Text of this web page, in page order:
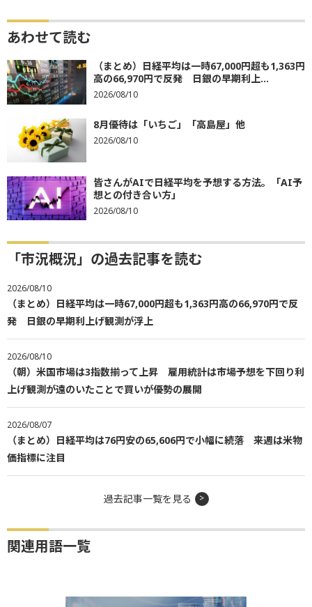
あわせて読む
（まとめ）日経平均は一時67,000円超も1,363円
高の66,970円で反発 日銀の早期利上...
2026/08/10
8月優待は「いちご」「高島屋」他
2026/08/10
皆さんがAIで日経平均を予想する方法。「AI予
想との付き合い方」
2026/08/10
「市況概況」の過去記事を読む
2026/08/10
（まとめ）日経平均は一時67,000円超も1,363円高の66,970円で反
発 日銀の早期利上げ観測が浮上
2026/08/10
（朝）米国市場は3指数揃って上昇 雇用統計は市場予想を下回り利
上げ観測が遠のいたことで買いが優勢の展開
2026/08/07
（まとめ）日経平均は76円安の65,606円で小幅に続落 来週は米物
価指標に注目
過去記事一覧を見る
関連用語一覧